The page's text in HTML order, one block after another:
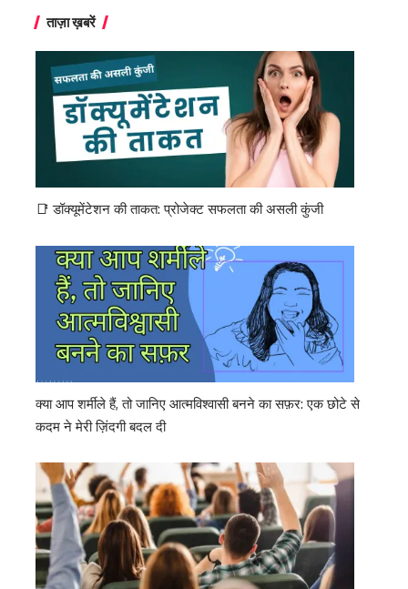
ताज़ा ख़बरें
📑 डॉक्यूमेंटेशन की ताकत: प्रोजेक्ट सफलता की असली कुंजी
क्या आप शर्मीले हैं, तो जानिए आत्मविश्वासी बनने का सफ़र: एक छोटे से
कदम ने मेरी ज़िंदगी बदल दी